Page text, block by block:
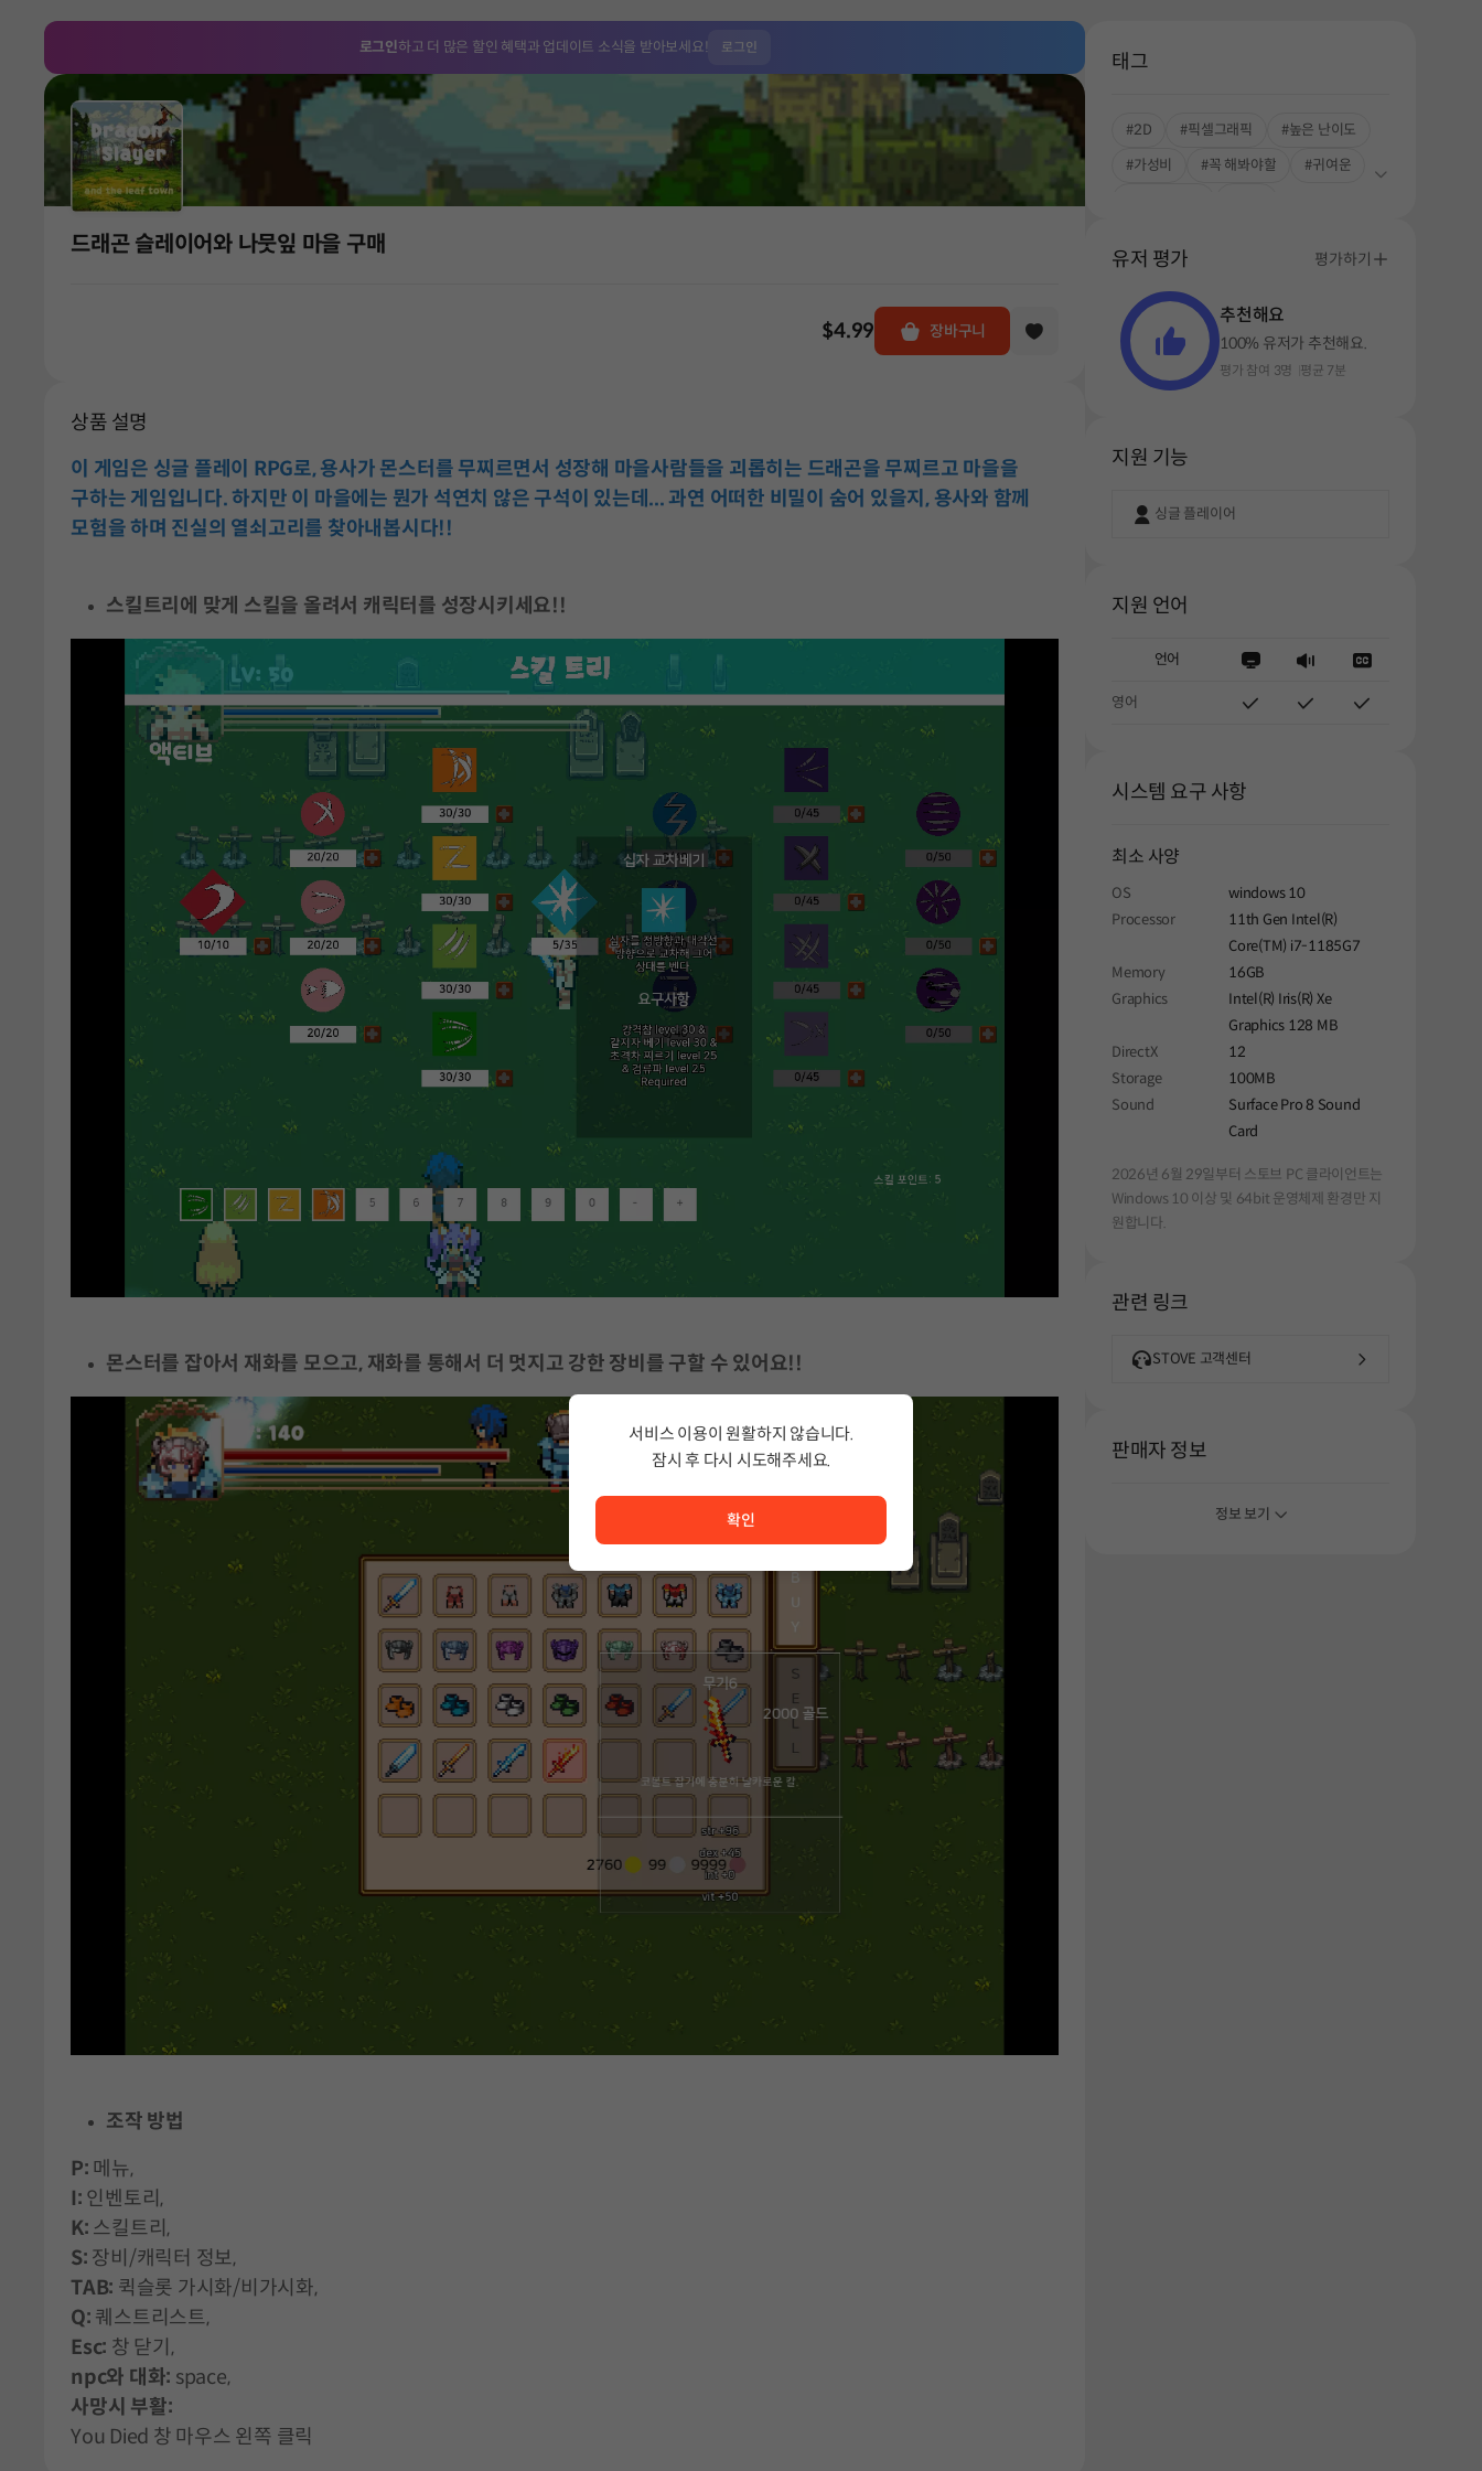
로그인하고 더 많은 할인 혜택과 업데이트 소식을 받아보세요! 로그인
드래곤 슬레이어와 나뭇잎 마을 구매
$4.99 장바구니
상품 설명
이 게임은 싱글 플레이 RPG로, 용사가 몬스터를 무찌르면서 성장해 마을사람들을 괴롭히는 드래곤을 무찌르고 마을을
구하는 게임입니다. 하지만 이 마을에는 뭔가 석연치 않은 구석이 있는데... 과연 어떠한 비밀이 숨어 있을지, 용사와 함께
모험을 하며 진실의 열쇠고리를 찾아내봅시다!!
스킬트리에 맞게 스킬을 올려서 캐릭터를 성장시키세요!!
몬스터를 잡아서 재화를 모으고, 재화를 통해서 더 멋지고 강한 장비를 구할 수 있어요!!
조작 방법
P: 메뉴,
I: 인벤토리,
K: 스킬트리,
S: 장비/캐릭터 정보,
TAB: 퀵슬롯 가시화/비가시화,
Q: 퀘스트리스트,
Esc: 창 닫기,
npc와 대화: space,
사망시 부활:
You Died 창 마우스 왼쪽 클릭
태그
#2D #픽셀그래픽
#높은 난이도
#가성비
#꼭 해봐야할
#귀여운
유저 평가 평가하기
추천해요
100% 유저가 추천해요.
평가 참여 3명 평균 7분
지원 기능
싱글 플레이어
지원 언어
언어
영어
시스템 요구 사항
최소 사양
OS
windows 10
Processor
11th Gen Intel(R)
Core(TM) i7-1185G7
Memory
16GB
Graphics
Intel(R) Iris(R) Xe
Graphics 128 MB
DirectX
12
Storage
100MB
Sound
Surface Pro 8 Sound
Card
2026년 6월 29일부터 스토브 PC 클라이언트는
Windows 10 이상 및 64bit 운영체제 환경만 지
원합니다.
관련 링크
STOVE 고객센터
판매자 정보
정보 보기
서비스 이용이 원활하지 않습니다.
잠시 후 다시 시도해주세요.
서비스 이용이 원활하지 않습니다. <br/> 잠시 후 다시 시도해주세요.
확인